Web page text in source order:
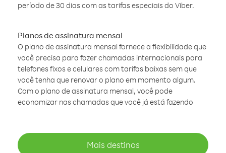
período de 30 dias com as tarifas especiais do Viber.
Planos de assinatura mensal
O plano de assinatura mensal fornece a flexibilidade que
você precisa para fazer chamadas internacionais para
telefones fixos e celulares com tarifas baixas sem que
você tenha que renovar o plano em momento algum.
Com o plano de assinatura mensal, você pode
economizar nas chamadas que você já está fazendo
Mais destinos